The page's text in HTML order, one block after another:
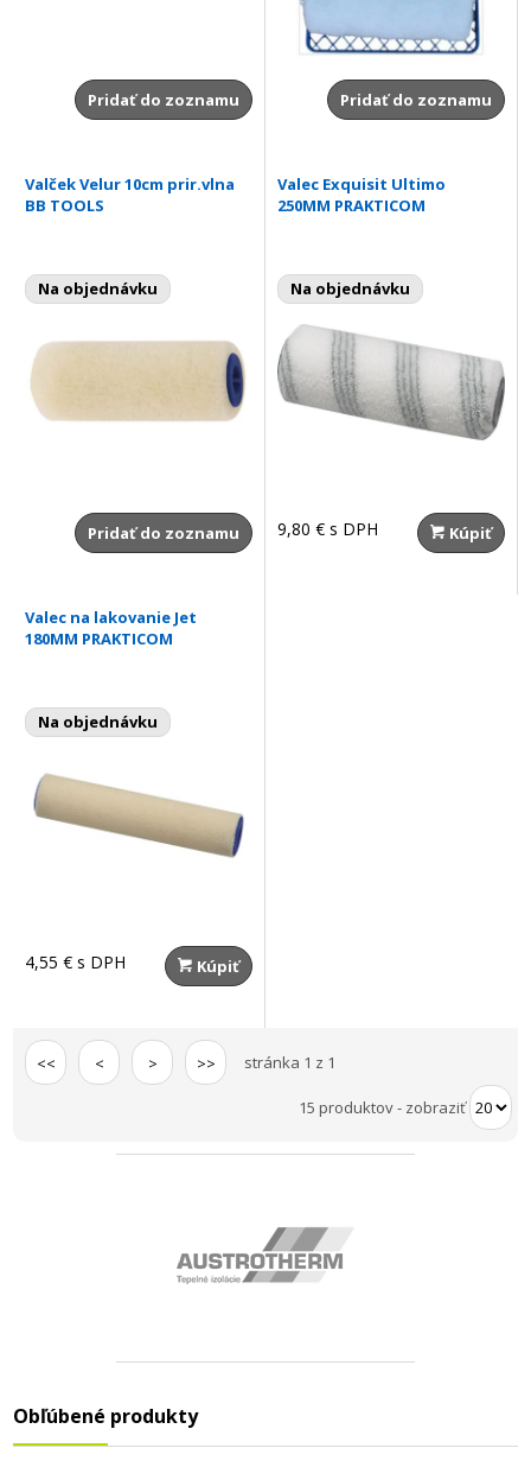
Pridať do zoznamu Pridať do zoznamu
Valček Velur 10cm prir.vlna
BB TOOLS
Na objednávku
Pridať do zoznamu
Valec Exquisit Ultimo
250MM PRAKTICOM
Na objednávku
9,80 € s DPH Kúpiť
Valec na lakovanie Jet
180MM PRAKTICOM
Na objednávku
4,55 €s DPH Kúpiť
<< < > >> stránka 1 z 1
15 produktov- zobraziť
Obľúbené produkty